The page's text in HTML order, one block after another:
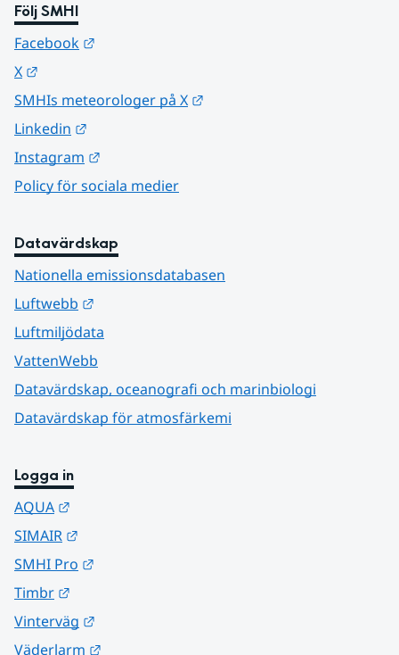
Följ SMHI
Facebook
X
SMHIs meteorologer på X
Linkedin
Instagram
Policy för sociala medier
Datavärdskap
Nationella emissionsdatabasen
Luftwebb
Luftmiljödata
VattenWebb
Datavärdskap, oceanografi och marinbiologi
Datavärdskap för atmosfärkemi
Logga in
AQUA
SIMAIR
SMHI Pro
Timbr
Vinterväg
Väderlarm